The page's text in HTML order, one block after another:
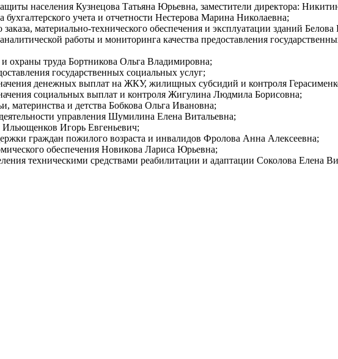
населения Кузнецова Татьяна Юрьевна, заместители директора:
учета и отчетности Нестерова Марина Николаевна;
материально-технического обеспечения и эксплуатации зданий
работы и мониторинга качества предоставления
охраны труда Бортникова Ольга Владимировна;
государственных социальных услуг;
денежных выплат на ЖКУ, жилищных субсидий и контроля
социальных выплат и контроля Жигулина Людмила Борисовна;
материнства и детства Бобкова Ольга Ивановна;
управления Шумилина Елена Витальевна;
Ильющенков Игорь Евгеньевич;
граждан пожилого возраста и инвалидов Фролова Анна Алексеевна;
обеспечения Новикова Лариса Юрьевна;
техническими средствами реабилитации и адаптации Соколова Елена